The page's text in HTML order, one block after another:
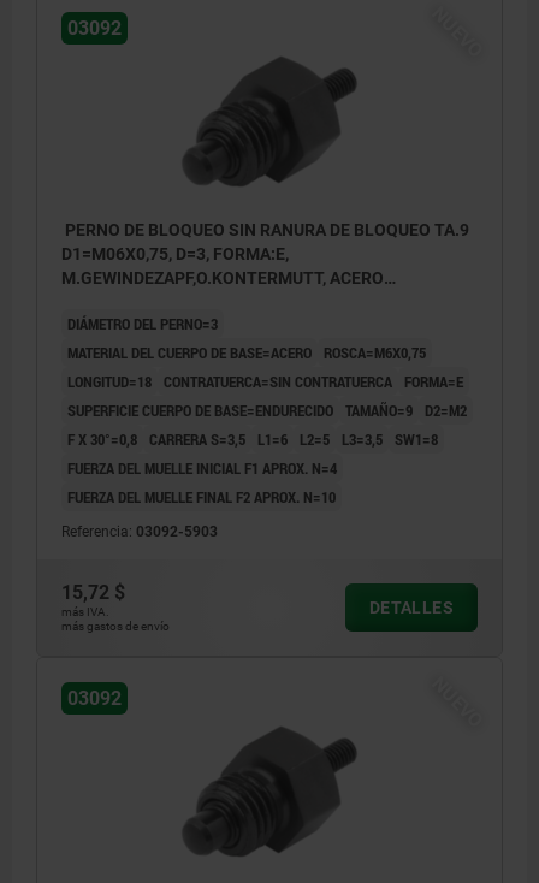
1.4404.
Forma E: con vástago roscado, sin
Forma F: con vástago roscado, con
contratuerca
03092
PERNO DE BLOQUEO SIN RANURA DE BLOQUEO TA.9
D1=M06X0,75, D=3, FORMA:E,
M.GEWINDEZAPF,O.KONTERMUTT, ACERO
DIÁMETRO DEL PERNO=3
MATERIAL DEL CUERPO DE BASE=ACERO
ROSCA=M6X0,75
LONGITUD=18
CONTRATUERCA=SIN CONTRATUERCA
FORMA=E
SUPERFICIE CUERPO DE BASE=ENDURECIDO TAMAÑO=9
D2=M2
F X 30°=0,8
CARRERA S=3,5 L1=6 L2=5 L3=3,5
SW1=8
FUERZA DEL MUELLE INICIAL F1 APROX. N=4
FUERZA DEL MUELLE FINAL F2 APROX. N=10
Referencia: 03092-5903
15,72 $
más IVA.
más gastos de envío
DETALLES
03092